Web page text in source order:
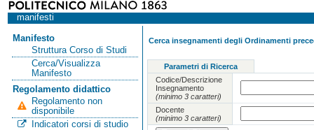
manifesti
Manifesto
Struttura Corso di Studi
Cerca/Visualizza
Manifesto
Regolamento didattico
Regolamento non
disponibile
Indicatori corsi di studio
Cerca insegnamenti degli Ordinamenti
Parametri di Ricerca
Codice/Descrizione
Insegnamento
(minimo 3 caratteri)
Docente
(minimo 3 caratteri)